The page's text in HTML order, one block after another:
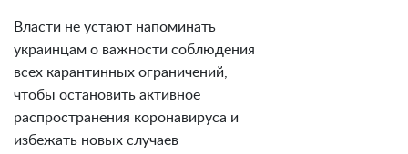
Власти не устают напоминать
украинцам о важности соблюдения
всех карантинных ограничений,
чтобы остановить активное
распространения коронавируса и
избежать новых случаев